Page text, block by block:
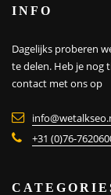
INFO
Dagelijks proberen
te delen. Heb je nog
contact met ons op
+31 (0)76-